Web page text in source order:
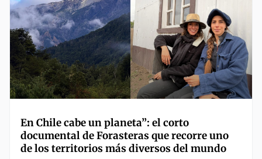
En Chile cabe un planeta”: el corto
documental de Forasteras que recorre uno
de los territorios más diversos del mundo